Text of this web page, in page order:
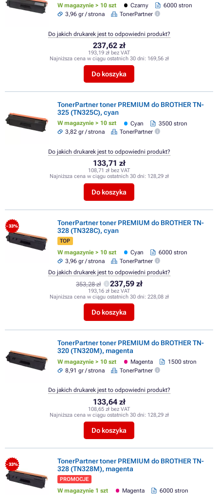
W magazynie > 10 szt Czarny
6000 stron
3,96 gr / strona
TonerPartner
237,62 zł
193,19 zł bez VAT
Najniższa cena w ciągu ostatnich 30 dni: 169,56 zł
Do koszyka
Do jakich drukarek jest to odpowiedni produkt?
TonerPartner toner PREMIUM do BROTHER TN-
325 (TN325C), cyan
W magazynie > 10 szt Cyan
3500 stron
3,82 gr / strona
TonerPartner
133,71 zł
108,71 zł bez VAT
Najniższa cena w ciągu ostatnich 30 dni: 128,29 zł
Do koszyka
Do jakich drukarek jest to odpowiedni produkt?
- 33%
TonerPartner toner PREMIUM do BROTHER TN-
328 (TN328C), cyan
TOP
W magazynie > 10 szt Cyan
6000 stron
3,96 gr / strona
TonerPartner
353,28 zł 237,59 zł
193,16 zł bez VAT
Najniższa cena w ciągu ostatnich 30 dni: 228,08 zł
Do koszyka
Do jakich drukarek jest to odpowiedni produkt?
TonerPartner toner PREMIUM do BROTHER TN-
320 (TN320M), magenta
W magazynie > 10 szt Magenta
1500 stron
8,91 gr / strona
TonerPartner
133,64 zł
108,65 zł bez VAT
Najniższa cena w ciągu ostatnich 30 dni: 128,29 zł
Do koszyka
Do jakich drukarek jest to odpowiedni produkt?
- 33%
TonerPartner toner PREMIUM do BROTHER TN-
328 (TN328M), magenta
PROMOCJE
W magazynie 1 szt Magenta
6000 stron